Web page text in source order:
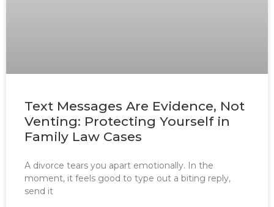
Text Messages Are Evidence, Not
Venting: Protecting Yourself in
Family Law Cases
A divorce tears you apart emotionally. In the
moment, it feels good to type out a biting reply,
send it